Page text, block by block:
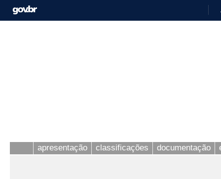
apresentação classificações documentação